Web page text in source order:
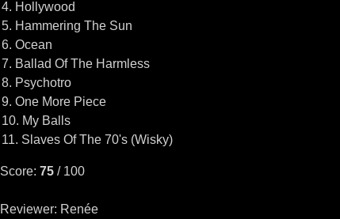
4. Hollywood
5. Hammering The Sun
6. Ocean
7. Ballad Of The Harmless
8. Psychotro
9. One More Piece
10. My Balls
11. Slaves Of The 70's (Wisky)
Score: 75/ 100
Reviewer: Renée